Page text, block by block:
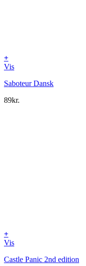
+
Vis
Saboteur Dansk
89kr.
+
Vis
Castle Panic 2nd edition